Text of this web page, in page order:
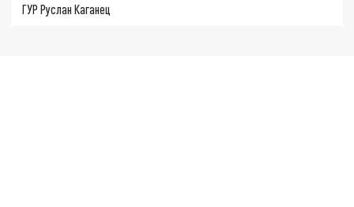
ГУР Руслан Каганец